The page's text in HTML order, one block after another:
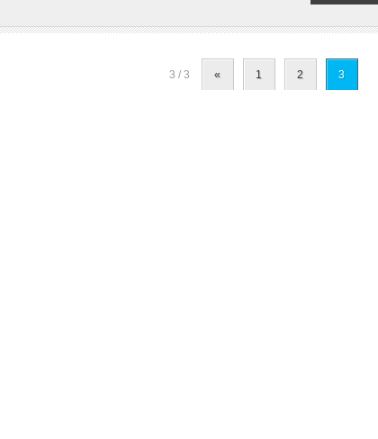
3 / 3 « 1 2 3